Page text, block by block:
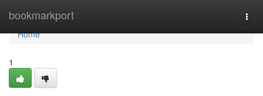
bookmarkport
Home
Home
1